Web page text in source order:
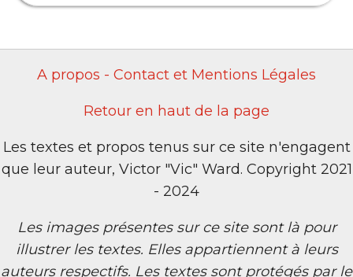
A propos - Contact et Mentions Légales
Retour en haut de la page
Les textes et propos tenus sur ce site n'engagent
que leur auteur, Victor "Vic" Ward. Copyright 2021
- 2024
Les images présentes sur ce site sont là pour
illustrer les textes. Elles appartiennent à leurs
auteurs respectifs. Les textes sont protégés par le